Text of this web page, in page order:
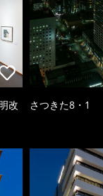
改
さつきた8・1